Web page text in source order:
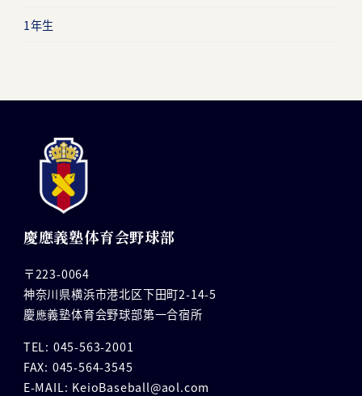
1年生
慶應義塾体育会野球部
〒223-0064
神奈川県横浜市港北区下田町2-14-5
慶應義塾体育会野球部第一合宿所
TEL: 045-563-2001
FAX: 045-564-3545
E-MAIL: KeioBaseball@aol.com